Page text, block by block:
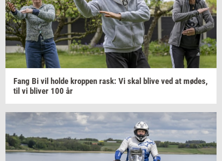
Fang Bi vil holde krop­pen rask: Vi skal blive ved at mødes,
til vi bli­ver 100 år